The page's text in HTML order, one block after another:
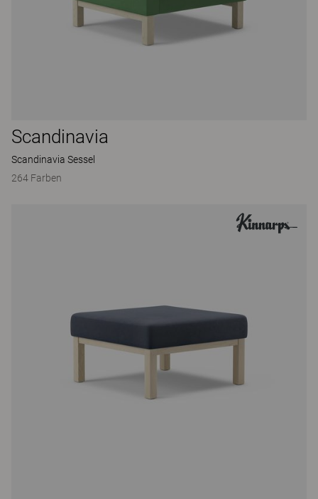
Scandinavia
Scandinavia Sessel
264 Farben